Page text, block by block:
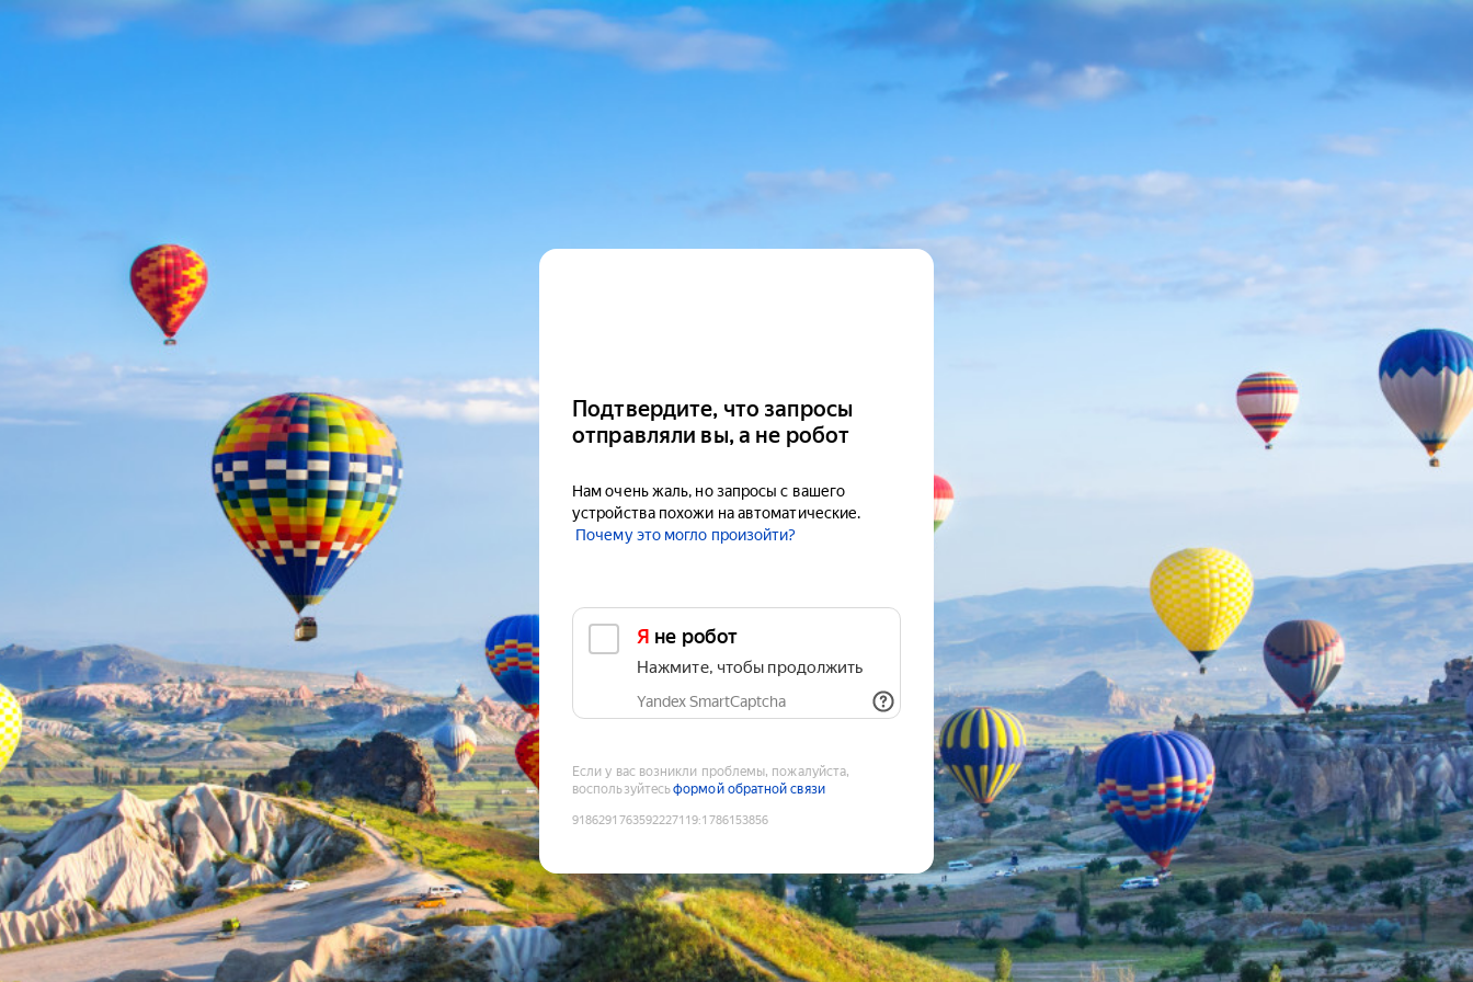
Подтвердите, что запросы
отправляли вы, а не робот
Нам очень жаль, но запросы с вашего
устройства похожи на автоматические.
Почему это могло произойти?
Я не робот
Нажмите, чтобы продолжить
Yandex SmartCaptcha
Если у вас возникли проблемы, пожалуйста,
воспользуйтесьформой обратной связи
9186291763592227119:1786153856